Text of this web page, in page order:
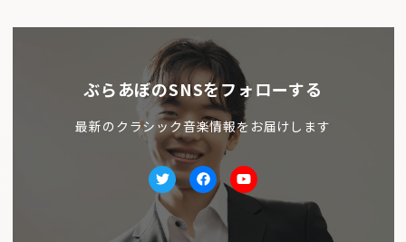
ぶらあぼのSNSをフォローする
最新のクラシック音楽情報をお届けします
TwitterfacebookYoutube